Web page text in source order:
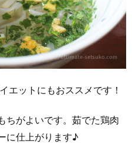
エットにもおススメです！
ちがよいです。茹でた鶏肉
に仕上がります♪